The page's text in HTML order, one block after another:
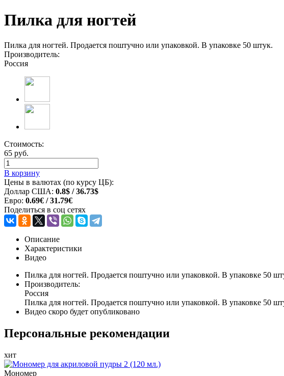
Пилка для ногтей
Пилка для ногтей. Продается поштучно или упаковкой. В упаковке 50 штук.
Производитель:
Россия
Стоимость:
65 руб.
В корзину
Цены в валютах (по курсу ЦБ):
Доллар США: 0.8$ / 36.73$
Евро: 0.69€ / 31.79€
Поделиться в соц сетях
Описание
Характеристики
Видео
Пилка для ногтей. Продается поштучно или упаковкой. В упаковке 50
Производитель:
Россия
Пилка для ногтей. Продается поштучно или упаковкой. В упаковке 50
Видео скоро будет опубликовано
Персональные рекомендации
хит
Мономер